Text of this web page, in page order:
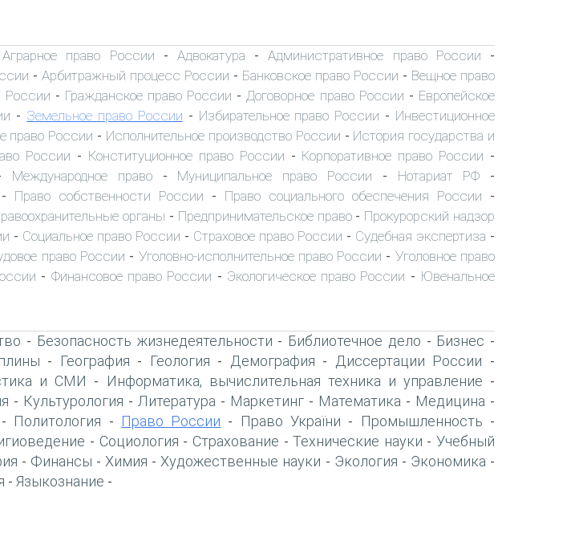
Аграрное право России - Адвокатура -Административное право России -
- Арбитражный процесс России - Банковское право России - Вещное право
России - Гражданское право России - Договорное право России - Европейское
- Земельное право России - Избирательное право России - Инвестиционное
право России - Исполнительное производство России - История государства и
России - Конституционное право России - Корпоративное право России -
Международное право- Муниципальное право России - Нотариат РФ -
- Право собственности России - Право социального обеспечения России -
органы - Предпринимательское право- Прокурорский надзор
- Социальное право России - Страховое право России - Судебная экспертиза -
право России - Уголовно-исполнительное право России - Уголовное право
- Финансовое право России - Экологическое право России - Ювенальное
- Безопасность жизнедеятельности - Библиотечное дело - Бизнес -
- География - Геология - Демография - Диссертации России -
и СМИ - Информатика, вычислительная техника и управление -
- Культурология - Литература - Маркетинг - Математика - Медицина -
- Политология - Право России - Право України - Промышленность -
- Социология - Страхование -Технические науки -Учебный
- Финансы - Химия - Художественные науки - Экология - Экономика -
- Языкознание -